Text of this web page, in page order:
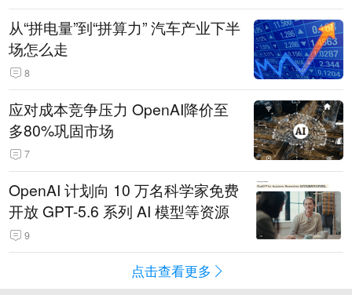
从“拼电量”到“拼算力” 汽车产业下半
场怎么走
8
应对成本竞争压力 OpenAI降价至
多80%巩固市场
7
OpenAI 计划向 10 万名科学家免费
开放 GPT-5.6 系列 AI 模型等资源
9
点击查看更多